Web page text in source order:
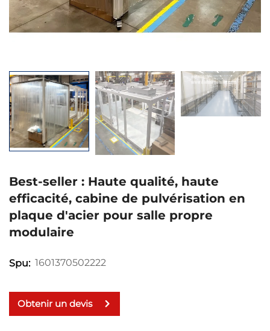
Best-seller : Haute qualité, haute
efficacité, cabine de pulvérisation en
plaque d'acier pour salle propre
modulaire
Spu: 1601370502222
Obtenir un devis